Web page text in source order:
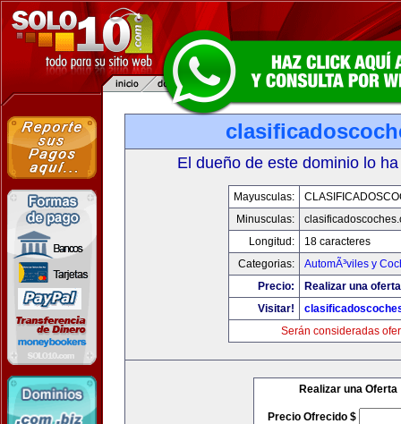
El dueño de este dominio lo
Mayusculas:
Minusculas:
Longitud:
18 caracteres
Categorias:
AutomÃ³viles y
Precio:
Realizar una
Visitar!
Serán consideradas
Realizar una Oferta
Precio Ofrecido $